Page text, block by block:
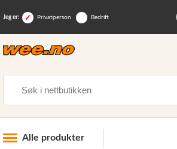
Jeg er: Privatperson Bedrift
Alle produkter